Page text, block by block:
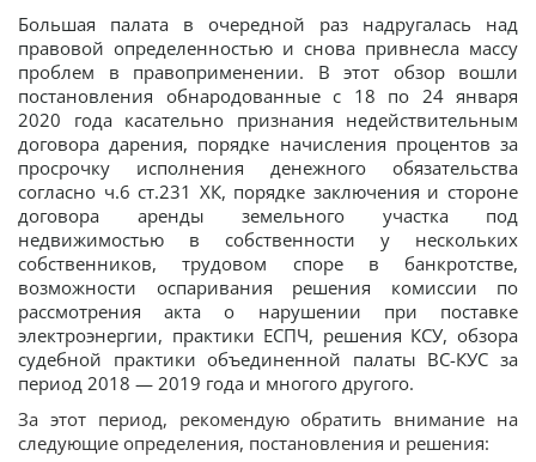
Большая палата в очередной раз надругалась над
правовой определенностью и снова привнесла массу
проблем в правоприменении. В этот обзор вошли
постановления обнародованные с 18 по 24 января
2020 года касательно признания недействительным
договора дарения, порядке начисления процентов за
просрочку исполнения денежного обязательства
согласно ч.6 ст.231 ХК, порядке заключения и стороне
договора аренды земельного участка под
недвижимостью в собственности у нескольких
собственников, трудовом споре в банкротстве,
возможности оспаривания решения комиссии по
рассмотрения акта о нарушении при поставке
электроэнергии, практики ЕСПЧ, решения КСУ, обзора
судебной практики объединенной палаты ВС-КУС за
период 2018 — 2019 года и многого другого.
За этот период, рекомендую обратить внимание на
следующие определения, постановления и решения: